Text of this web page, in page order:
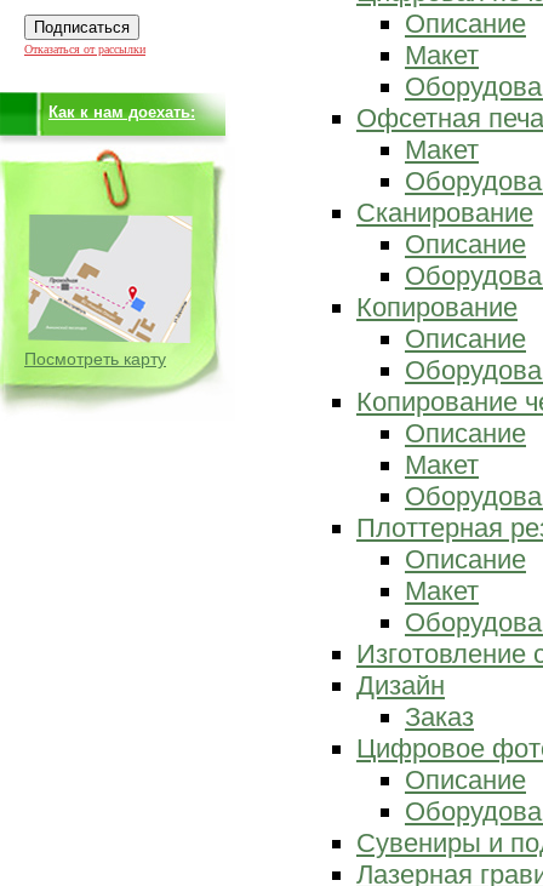
Отказаться от рассылки
Как к нам доехать:
Посмотреть карту
Описание
Макет
Офсетная
Макет
Сканирование
Описание
Копирование
Описание
Копирование
Описание
Макет
Плоттерная
Описание
Макет
Изготовление
Дизайн
Заказ
Цифровое
Описание
Сувениры и
Лазерная